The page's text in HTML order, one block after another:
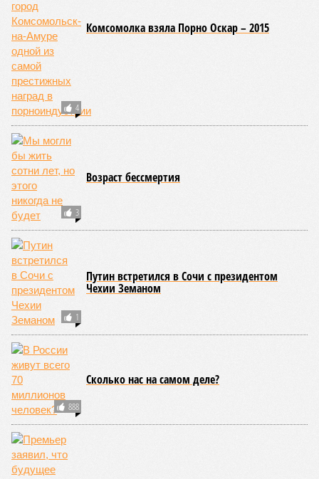
(AIRI).
Интересно, что некоторые ткани нашего организма более
устойчивы к соматическим мутациям, чем другие. В
частности, клетки печени: они с радостью заменят старые,
процветая бесконечно долго. С другой стороны, клетки
миокарда (среднего слоя сердечной мышцы) и нейроны
(клетки головного мозга) гораздо более подвержены
мутациям: если их функция деления и размножения
утрачена, восстановить её невозможно. Когда они
перестают функционировать, отказывают сердце и мозг,
что, разумеется, приводит к смерти. Авторы исследования
называют эти типы клеток «критическими точками
ограничения продолжительности жизни».
Причина ясна, но будущее в тумане
Получается, что бедная несчастная печень, вынужденная
переваривать вредную пищу и прочий алкоголь на
ежедневной основе, могла бы прожить десятки тысяч лет!
А вот мозг, от которого эта печень полностью зависит, – нет.
Согласно сколковской модели повреждение одних только
нейронов сокращает среднюю продолжительность жизни
до 194 лет, а повреждение клеток сердечной мышцы – до
208 лет. Эти результаты заставляют усомниться в мечтах
энтузиастов долголетия, таких как биохакер Брайан
Джонсон, который ежегодно тратит миллионы долларов на
попытки замедлить процесс старения и в конечном счёте
опередить саму смерть, иронизируют в New York Post.
Главная проблема и печаль в том, что не в одних только
мутациях дело.
соматические мутации вносят значительный вклад в